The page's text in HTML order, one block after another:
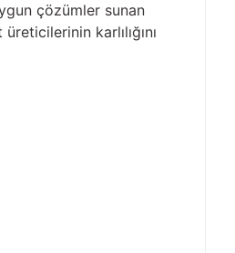
çözümler sunan
karlılığını